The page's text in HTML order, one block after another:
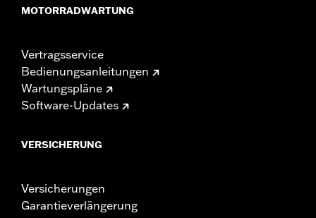
MOTORRADWARTUNG
Vertragsservice
Bedienungsanleitungen
Wartungspläne
Software-Updates
VERSICHERUNG
Versicherungen
Garantieverlängerung